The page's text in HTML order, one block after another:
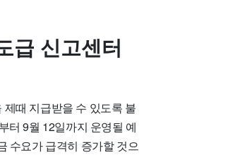
급 신고센터
때 지급받을 수 있도록 불
터 9월 12일까지 운영될 예
수요가 급격히 증가할 것으